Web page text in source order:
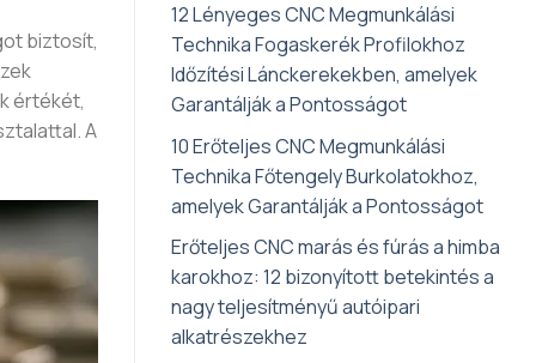
biztosít,
értékét,
A
12 Lényeges CNC Megmunkálási
Technika Fogaskerék Profilokhoz
Időzítési Lánckerekekben, amelyek
Garantálják a Pontosságot
10 Erőteljes CNC Megmunkálási
Technika Főtengely Burkolatokhoz,
amelyek Garantálják a Pontosságot
Erőteljes CNC marás és fúrás a himba
karokhoz: 12 bizonyított betekintés a
nagy teljesítményű autóipari
alkatrészekhez